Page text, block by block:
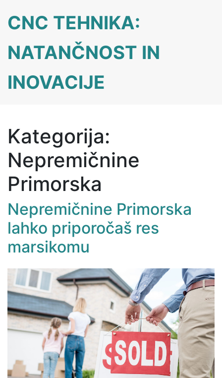
content
CNC TEHNIKA:
NATANČNOST IN
INOVACIJE
Kategorija:
Nepremičnine
Primorska
Nepremičnine Primorska
lahko priporočaš res
marsikomu